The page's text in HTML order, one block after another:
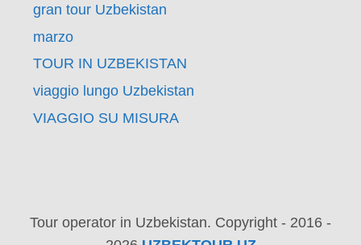
gran tour Uzbekistan
marzo
TOUR IN UZBEKISTAN
viaggio lungo Uzbekistan
VIAGGIO SU MISURA
Tour operator in Uzbekistan. Copyright - 2016 -